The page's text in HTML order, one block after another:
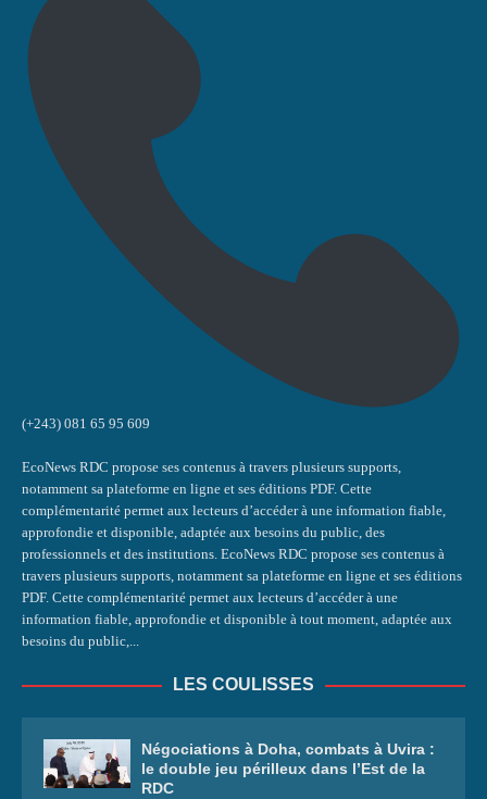
(+243) 081 65 95 609
EcoNews RDC propose ses contenus à travers plusieurs supports,
notamment sa plateforme en ligne et ses éditions PDF. Cette
complémentarité permet aux lecteurs d’accéder à une information fiable,
approfondie et disponible, adaptée aux besoins du public, des
professionnels et des institutions. EcoNews RDC propose ses contenus à
travers plusieurs supports, notamment sa plateforme en ligne et ses éditions
PDF. Cette complémentarité permet aux lecteurs d’accéder à une
information fiable, approfondie et disponible à tout moment, adaptée aux
besoins du public,...
LES COULISSES
Négociations à Doha, combats à Uvira :
le double jeu périlleux dans l’Est de la
RDC